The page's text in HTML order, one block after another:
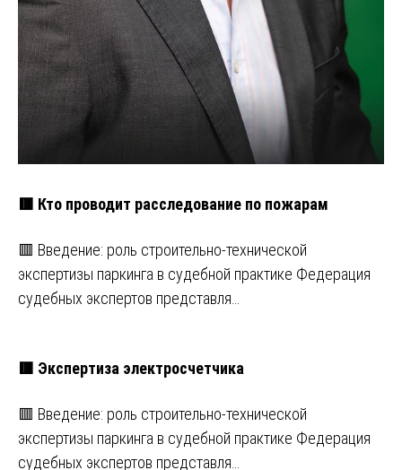
🟥 Кто проводит расследование по пожарам
🟥 Введение: роль строительно-технической
экспертизы паркинга в судебной практике Федерация
судебных экспертов представля…
🟥 Экспертиза электросчетчика
🟥 Введение: роль строительно-технической
экспертизы паркинга в судебной практике Федерация
судебных экспертов представля…